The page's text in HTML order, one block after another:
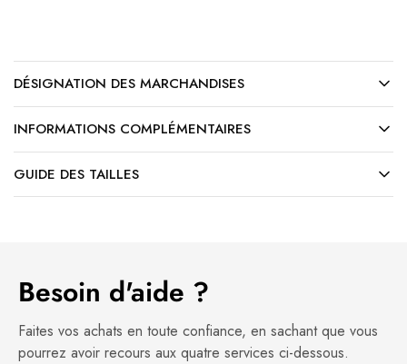
DÉSIGNATION DES MARCHANDISES
INFORMATIONS COMPLÉMENTAIRES
GUIDE DES TAILLES
Besoin d'aide ?
Faites vos achats en toute confiance, en sachant que vous
pourrez avoir recours aux quatre services ci-dessous.